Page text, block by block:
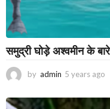
समुद्री घोड़े अश्वमीन के
by admin 5 years ago
e